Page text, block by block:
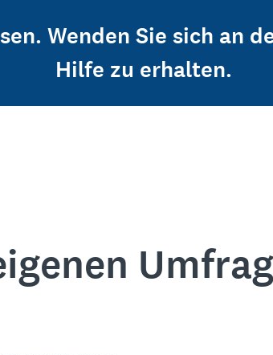
Wenden Sie sich an
Hilfe zu erhalten.